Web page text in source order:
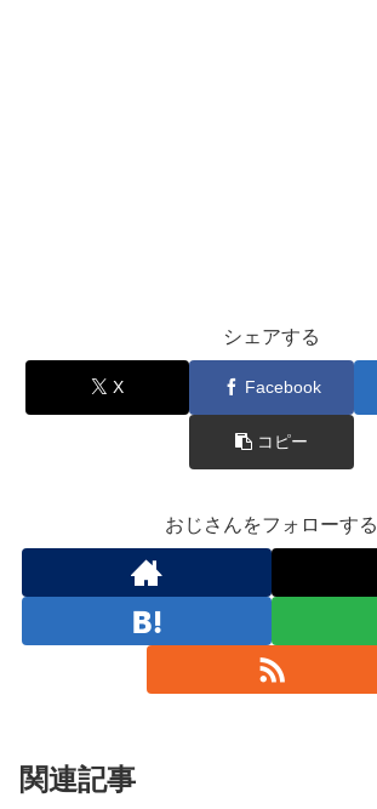
シェアする
X Facebook
コピー
おじさんをフォローする
関連記事